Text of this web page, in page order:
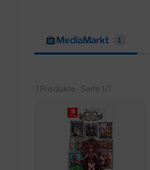
MediaMarkt 1
1 Produkte · Seite 1/1